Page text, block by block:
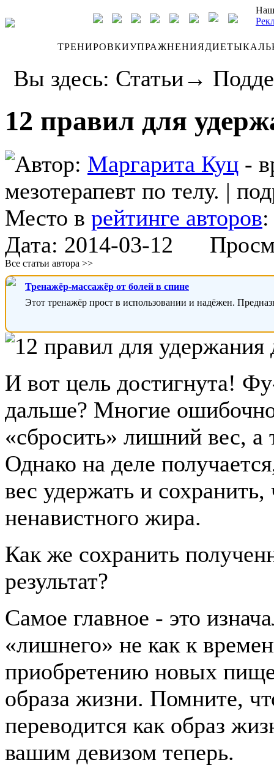
ТРЕНИРОВКИУПРАЖНЕНИЯДИЕТЫ
Вы здесь: Статьи→
12 правил для
Автор: Маргарита Куц -
мезотерапевт по телу. |
Место в рейтинге авторов
Дата: 2014-03-12
Все статьи автора >>
Тренажёр-массажёр от болей в спине
Этот тренажёр прост в использовании и надёжен.
И вот цель достигнута!
дальше? Многие ошибочно
«сбросить» лишний вес, а
Однако на деле
вес удержать и
ненавистного жира.
Как же сохранить
результат?
Самое главное - это
«лишнего» не как к
приобретению новых
образа жизни. Помните,
переводится как образ
вашим девизом теперь.